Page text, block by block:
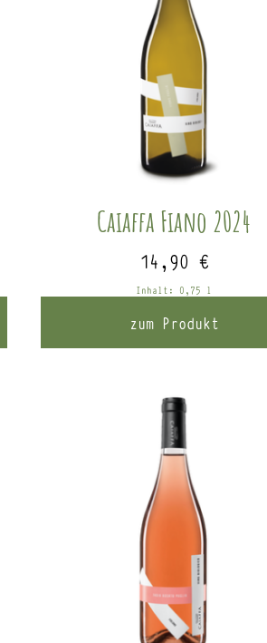
Caiaffa Fiano 2024
14,90 €
Inhalt: 0,75 l
zum Produkt